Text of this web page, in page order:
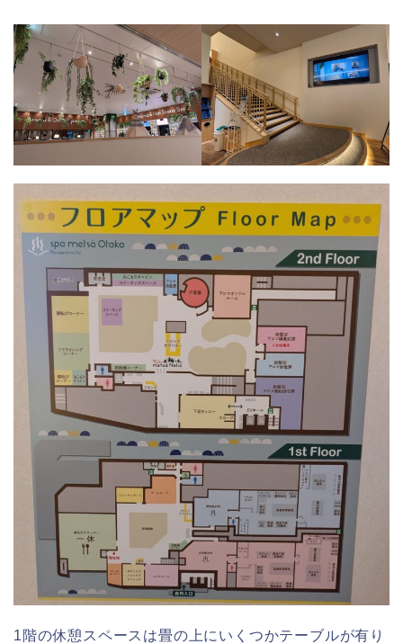
1階の休憩スペースは畳の上にいくつかテーブルが有り